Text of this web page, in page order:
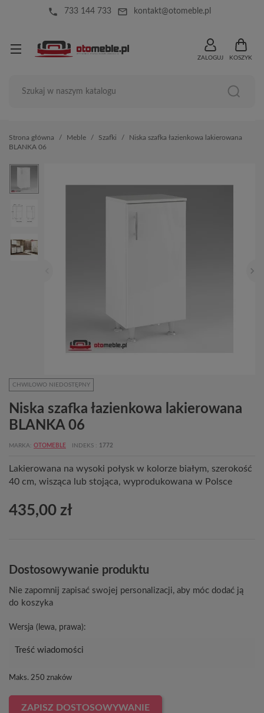
local_phone 733 144 733 mail_outline kontakt@otomeble.pl
ZALOGUJ KOSZYK
Strona główna Meble Szafki
Niska szafka łazienkowa lakierowana
BLANKA 06
CHWILOWO NIEDOSTĘPNY
Niska szafka łazienkowa lakierowana
BLANKA 06
MARKA OTOMEBLE INDEKS 1772
Lakierowana na wysoki połysk w kolorze białym, szerokość
40 cm, wisząca lub stojąca, wyprodukowana w Polsce
435,00 zł
Dostosowywanie produktu
Nie zapomnij zapisać swojej personalizacji, aby móc dodać ją
do koszyka
Wersja (lewa, prawa):
Maks. 250 znaków
ZAPISZ DOSTOSOWYWANIE